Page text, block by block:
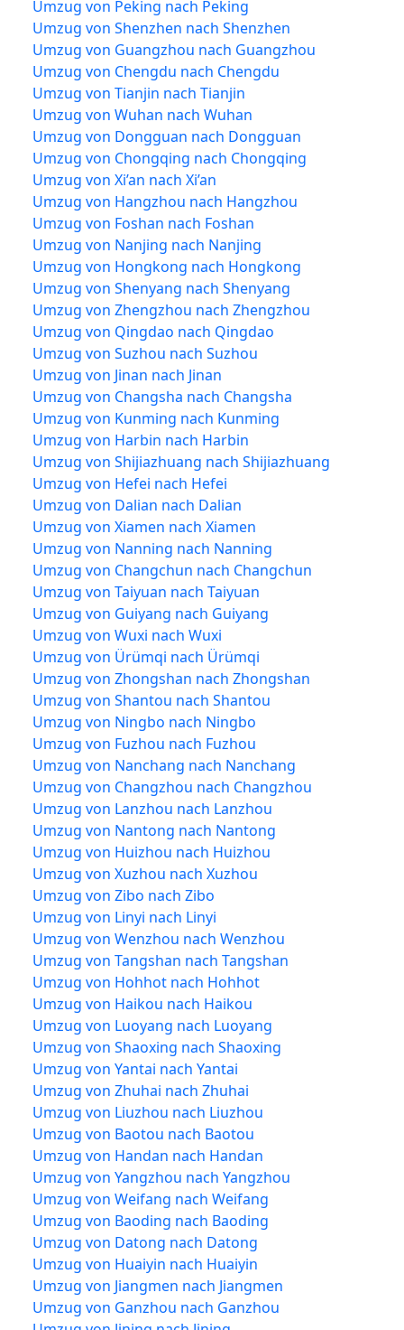
Umzug von Peking nach Peking
Umzug von Shenzhen nach Shenzhen
Umzug von Guangzhou nach Guangzhou
Umzug von Chengdu nach Chengdu
Umzug von Tianjin nach Tianjin
Umzug von Wuhan nach Wuhan
Umzug von Dongguan nach Dongguan
Umzug von Chongqing nach Chongqing
Umzug von Xi’an nach Xi’an
Umzug von Hangzhou nach Hangzhou
Umzug von Foshan nach Foshan
Umzug von Nanjing nach Nanjing
Umzug von Hongkong nach Hongkong
Umzug von Shenyang nach Shenyang
Umzug von Zhengzhou nach Zhengzhou
Umzug von Qingdao nach Qingdao
Umzug von Suzhou nach Suzhou
Umzug von Jinan nach Jinan
Umzug von Changsha nach Changsha
Umzug von Kunming nach Kunming
Umzug von Harbin nach Harbin
Umzug von Shijiazhuang nach Shijiazhuang
Umzug von Hefei nach Hefei
Umzug von Dalian nach Dalian
Umzug von Xiamen nach Xiamen
Umzug von Nanning nach Nanning
Umzug von Changchun nach Changchun
Umzug von Taiyuan nach Taiyuan
Umzug von Guiyang nach Guiyang
Umzug von Wuxi nach Wuxi
Umzug von Ürümqi nach Ürümqi
Umzug von Zhongshan nach Zhongshan
Umzug von Shantou nach Shantou
Umzug von Ningbo nach Ningbo
Umzug von Fuzhou nach Fuzhou
Umzug von Nanchang nach Nanchang
Umzug von Changzhou nach Changzhou
Umzug von Lanzhou nach Lanzhou
Umzug von Nantong nach Nantong
Umzug von Huizhou nach Huizhou
Umzug von Xuzhou nach Xuzhou
Umzug von Zibo nach Zibo
Umzug von Linyi nach Linyi
Umzug von Wenzhou nach Wenzhou
Umzug von Tangshan nach Tangshan
Umzug von Hohhot nach Hohhot
Umzug von Haikou nach Haikou
Umzug von Luoyang nach Luoyang
Umzug von Shaoxing nach Shaoxing
Umzug von Yantai nach Yantai
Umzug von Zhuhai nach Zhuhai
Umzug von Liuzhou nach Liuzhou
Umzug von Baotou nach Baotou
Umzug von Handan nach Handan
Umzug von Yangzhou nach Yangzhou
Umzug von Weifang nach Weifang
Umzug von Baoding nach Baoding
Umzug von Datong nach Datong
Umzug von Huaiyin nach Huaiyin
Umzug von Jiangmen nach Jiangmen
Umzug von Ganzhou nach Ganzhou